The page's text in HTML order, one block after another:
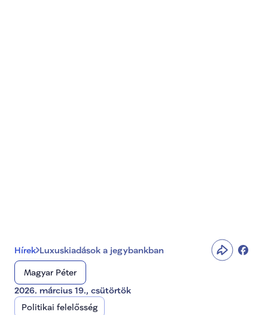
Hírek Luxuskiadások a jegybankban
Magyar Péter
2026. március 19., csütörtök
Politikai felelősség